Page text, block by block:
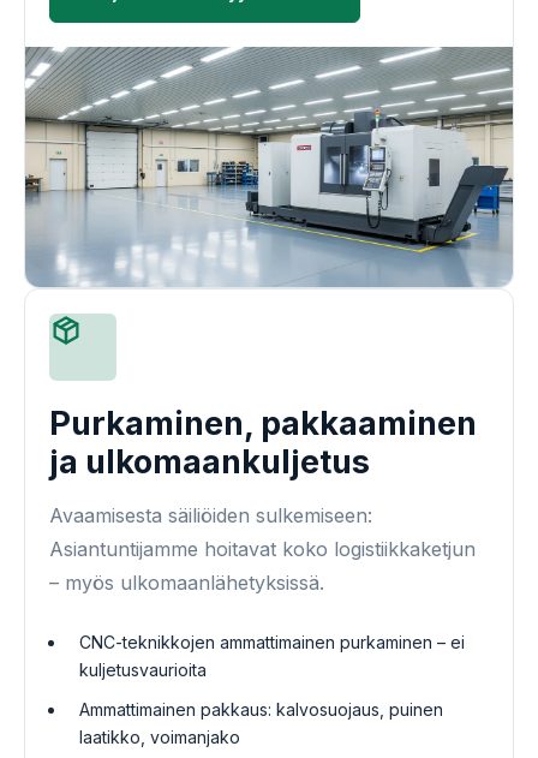
Purkaminen, pakkaaminen
ja ulkomaankuljetus
Avaamisesta säiliöiden sulkemiseen:
Asiantuntijamme hoitavat koko logistiikkaketjun
– myös ulkomaanlähetyksissä.
CNC-teknikkojen ammattimainen purkaminen – ei
kuljetusvaurioita
Ammattimainen pakkaus: kalvosuojaus, puinen
laatikko, voimanjako